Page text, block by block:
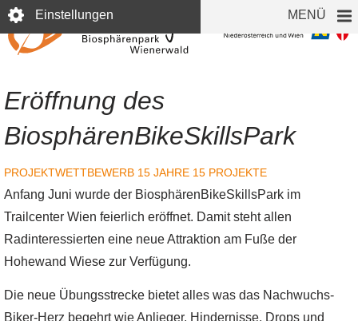
Direkt
zum
Inhalt
Einstellungen MENÜ
Eröffnung des
BiosphärenBikeSkillsPark
PROJEKTWETTBEWERB 15 JAHRE 15 PROJEKTE
Anfang Juni wurde der BiosphärenBikeSkillsPark im
Trailcenter Wien feierlich eröffnet. Damit steht allen
Radinteressierten eine neue Attraktion am Fuße der
Hohewand Wiese zur Verfügung.
Die neue Übungsstrecke bietet alles was das Nachwuchs-
Biker-Herz begehrt wie Anlieger, Hindernisse, Drops und